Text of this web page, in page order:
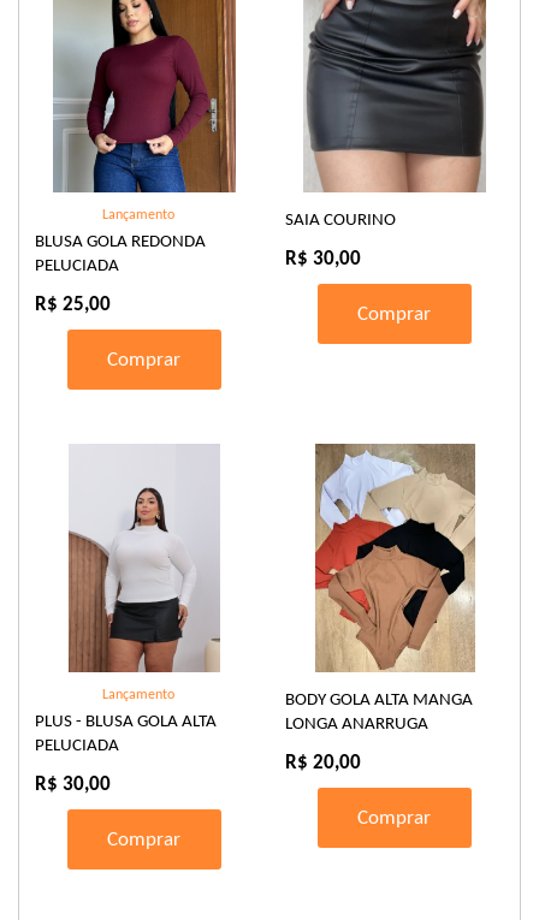
Lançamento
BLUSA GOLA REDONDA
PELUCIADA
R$ 25,00
Comprar
SAIA COURINO
R$ 30,00
Comprar
Lançamento
PLUS - BLUSA GOLA ALTA
PELUCIADA
R$ 30,00
Comprar
BODY GOLA ALTA MANGA
LONGA ANARRUGA
R$ 20,00
Comprar